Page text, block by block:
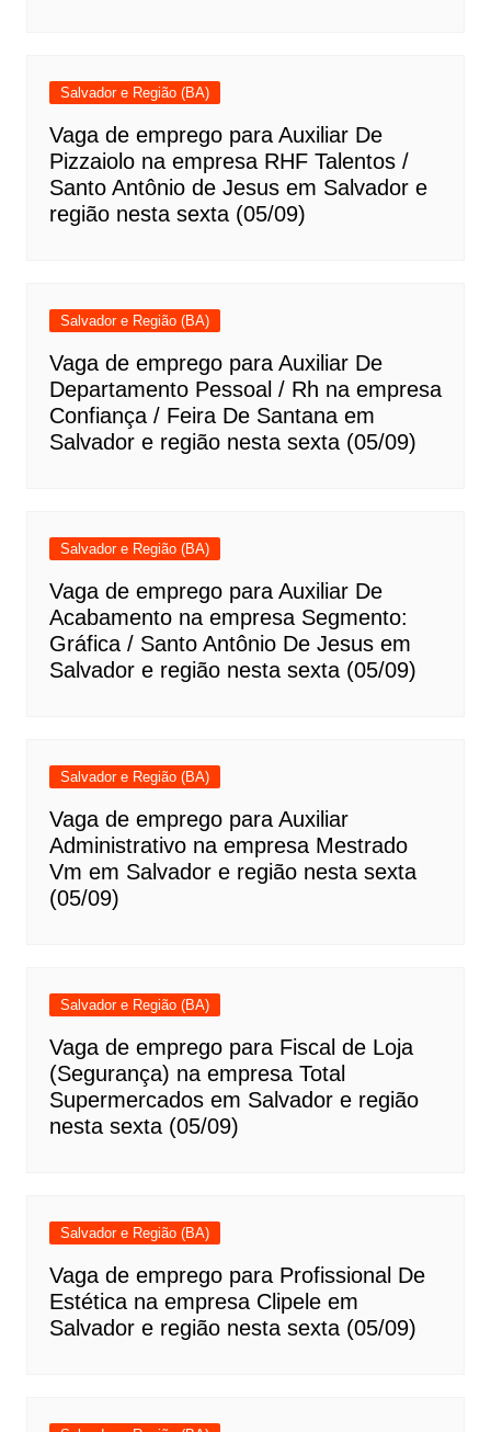
Salvador e Região (BA)
Vaga de emprego para Auxiliar De
Pizzaiolo na empresa RHF Talentos /
Santo Antônio de Jesus em Salvador e
região nesta sexta (05/09)
Salvador e Região (BA)
Vaga de emprego para Auxiliar De
Departamento Pessoal / Rh na empresa
Confiança / Feira De Santana em
Salvador e região nesta sexta (05/09)
Salvador e Região (BA)
Vaga de emprego para Auxiliar De
Acabamento na empresa Segmento:
Gráfica / Santo Antônio De Jesus em
Salvador e região nesta sexta (05/09)
Salvador e Região (BA)
Vaga de emprego para Auxiliar
Administrativo na empresa Mestrado
Vm em Salvador e região nesta sexta
(05/09)
Salvador e Região (BA)
Vaga de emprego para Fiscal de Loja
(Segurança) na empresa Total
Supermercados em Salvador e região
nesta sexta (05/09)
Salvador e Região (BA)
Vaga de emprego para Profissional De
Estética na empresa Clipele em
Salvador e região nesta sexta (05/09)